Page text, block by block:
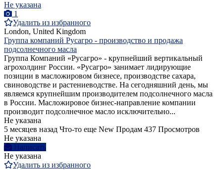
Не указана
1
Удалить из избранного
London, United Kingdom
Группа компаний Русагро - производство и продажа
подсолнечного масла
Группа Компаний «Русагро» - крупнейший вертикальный
агрохолдинг России. «Русагро» занимает лидирующие
позиции в масложировом бизнесе, производстве сахара,
свиноводстве и растениеводстве. На сегодняшний день, мы
являемся крупнейшим производителем подсолнечного масла
в России. Масложировое бизнес-направление компании
производит подсолнечное масло исключительно...
Не указана
5 месяцев назад Что-то еще New Продам 437 Просмотров
Не указана
Написать
Не указана
Удалить из избранного